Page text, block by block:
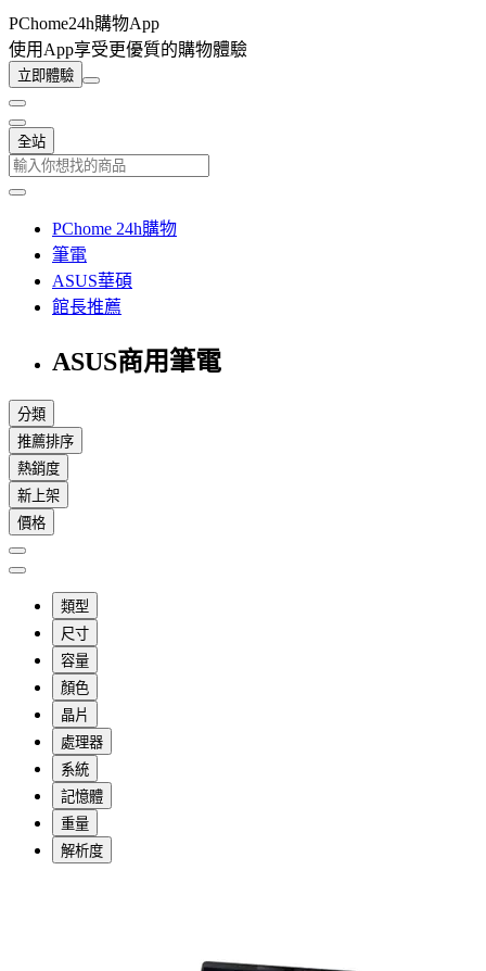
PChome24h購物App
使用App享受更優質的購物體驗
立即體驗
全站
PChome 24h購物
筆電
ASUS華碩
館長推薦
ASUS商用筆電
分類
推薦排序
熱銷度
新上架
價格
類型
尺寸
容量
顏色
晶片
處理器
系統
記憶體
重量
解析度